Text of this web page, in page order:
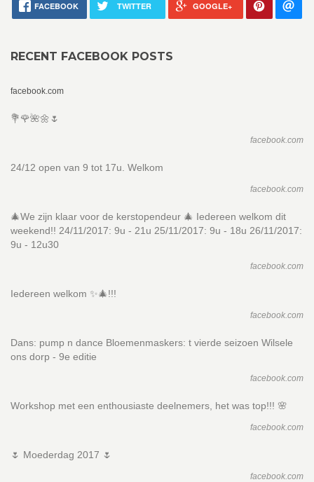
FACEBOOK TWITTER GOOGLE+
RECENT FACEBOOK POSTS
facebook.com
💐🌹🌺🌼🌷
facebook.com
24/12 open van 9 tot 17u. Welkom
facebook.com
🎄We zijn klaar voor de kerstopendeur 🎄 Iedereen welkom dit
weekend!! 24/11/2017: 9u - 21u 25/11/2017: 9u - 18u 26/11/2017:
9u - 12u30
facebook.com
Iedereen welkom ✨🎄!!!
facebook.com
Dans: pump n dance Bloemenmaskers: t vierde seizoen Wilsele
ons dorp - 9e editie
facebook.com
Workshop met een enthousiaste deelnemers, het was top!!! 🌸
facebook.com
🌷 Moederdag 2017 🌷
facebook.com